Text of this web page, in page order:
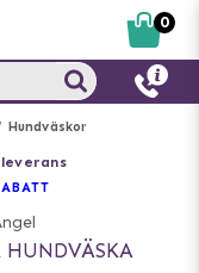
Hundväskor
0